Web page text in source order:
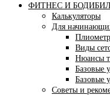
ФИТНЕС И
Калькуляторы
Для
Виды
Нюансы
Базовые
Базовые
Советы и